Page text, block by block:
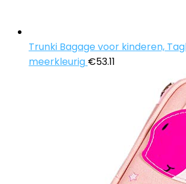
Trunki Bagage voor kinderen,
meerkleurig €53.11